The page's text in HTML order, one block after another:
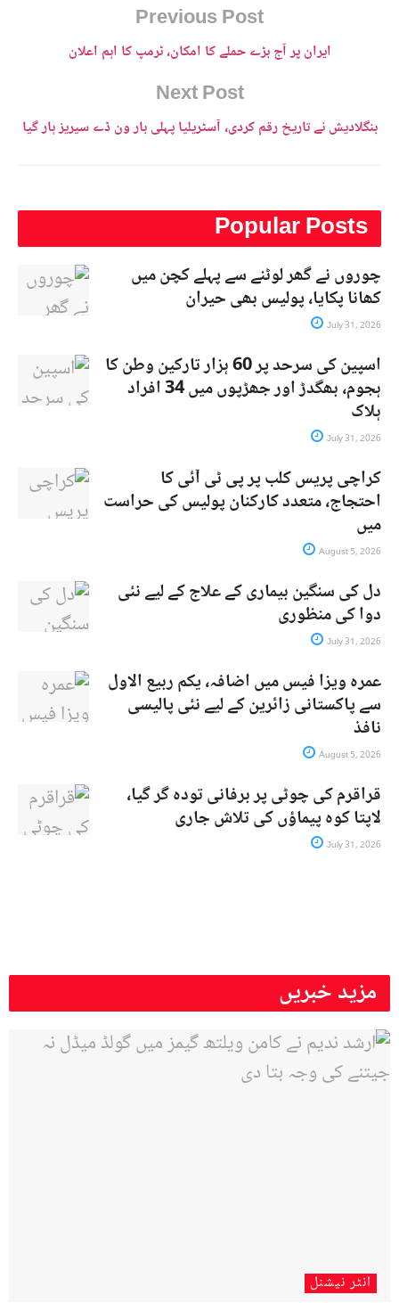
Previous Post
ایران پر آج بڑے حملے کا امکان، ٹرمپ کا اہم اعلان
Next Post
بنگلادیش نے تاریخ رقم کردی، آسٹریلیا پہلی بار ون ڈے سیریز ہار گیا
Popular Posts
چوروں نے گھر لوٹنے سے پہلے کچن میں
کھانا پکایا، پولیس بھی حیران
July 31, 2026
اسپین کی سرحد پر 60 ہزار تارکین وطن کا
ہجوم، بھگدڑ اور جھڑپوں میں 34 افراد
ہلاک
July 31, 2026
کراچی پریس کلب پر پی ٹی آئی کا
احتجاج، متعدد کارکنان پولیس کی حراست
میں
August 5, 2026
دل کی سنگین بیماری کے علاج کے لیے نئی
دوا کی منظوری
July 31, 2026
عمرہ ویزا فیس میں اضافہ، یکم ربیع الاول
سے پاکستانی زائرین کے لیے نئی پالیسی
نافذ
August 5, 2026
قراقرم کی چوٹی پر برفانی تودہ گر گیا،
لاپتا کوہ پیماؤں کی تلاش جاری
July 31, 2026
مزید خبریں
انٹر نیشنل